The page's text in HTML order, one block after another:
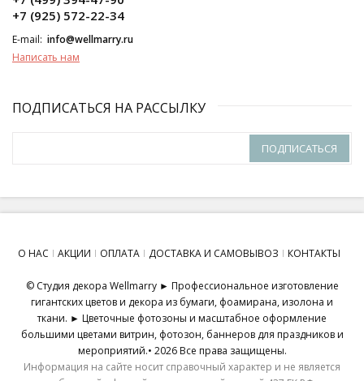
+7 (925) 572-22-34
E-mail: info@wellmarry.ru
Написать нам
ПОДПИСАТЬСЯ НА РАССЫЛКУ
ПОДПИСАТЬСЯ
О НАС АКЦИИ ОПЛАТА ДОСТАВКА И САМОВЫВОЗ КОНТАКТЫ
© Студия декора Wellmarry ► Профессиональное изготовление
гигантских цветов и декора из бумаги, фоамирана, изолона и
ткани. ► Цветочные фотозоны и масштабное оформление
большими цветами витрин, фотозон, баннеров для праздников и
мероприятий.• 2026 Все права защищены.
Информация на сайте носит справочный характер и не является